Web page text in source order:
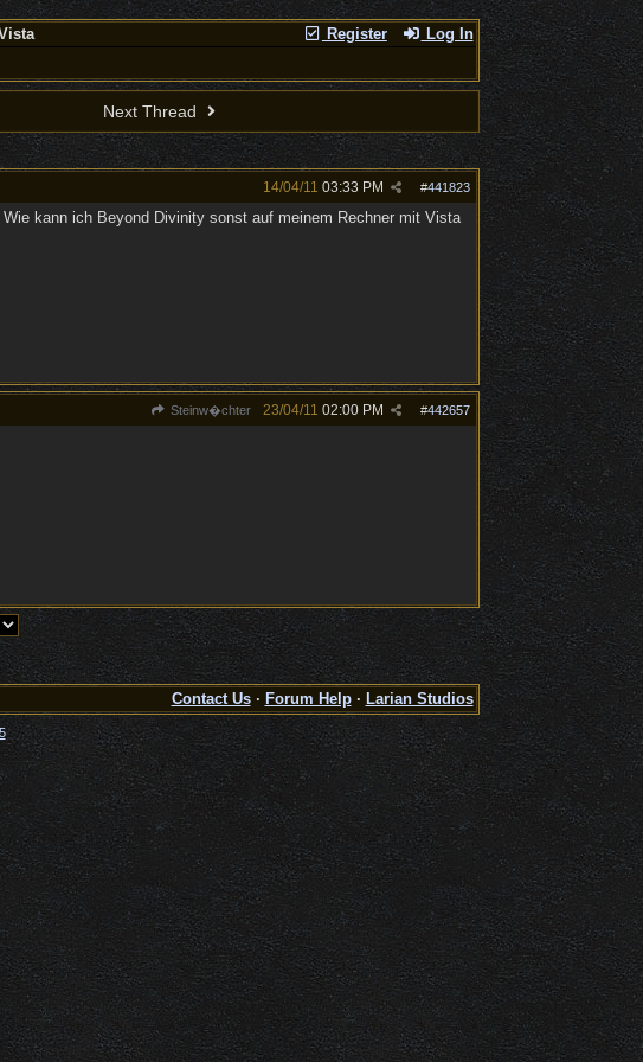
Register Log In
Next Thread
#441823
14/04/11 03:33 PM
kann ich Beyond Divinity sonst auf meinem Rechner mit Vista
Steinw�chter #442657
23/04/11 02:00 PM
Contact Us· Forum Help· Larian Studios